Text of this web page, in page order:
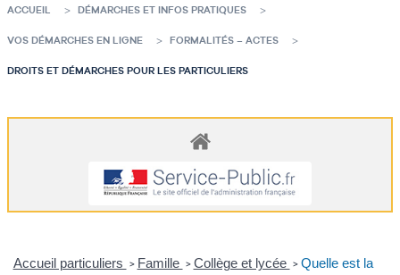
ACCUEIL DÉMARCHES ET INFOS PRATIQUES
VOS DÉMARCHES EN LIGNE FORMALITÉS – ACTES
DROITS ET DÉMARCHES POUR LES PARTICULIERS
Accueil particuliers > Famille > Collège et lycée > Quelle est la